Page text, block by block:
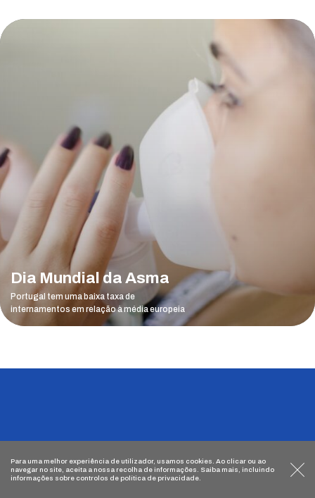
Dia Mundial da Asma
Portugal tem uma baixa taxa de
internamentos em relação à média europeia
Para uma melhor experiência de utilizador, usamos cookies . Ao clicar ou ao
navegar no site, aceita a nossa recolha de informações. Saiba mais, incluindo
informações sobre controlos de política de privacidade